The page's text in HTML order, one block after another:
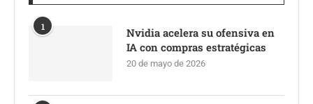
1
Nvidia acelera su ofensiva en
IA con compras estratégicas
20 de mayo de 2026